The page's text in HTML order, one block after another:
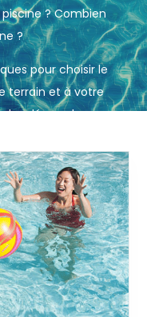
? Combien
?
pour choisir le
terrain et à votre
les démarches
nécessaires !